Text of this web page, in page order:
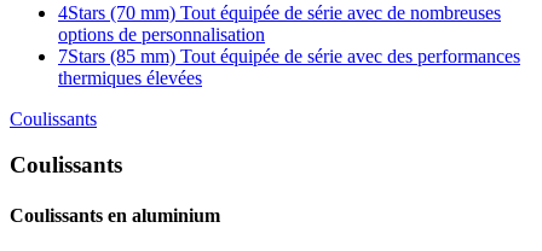
4Stars (70 mm) Tout équipée de série avec de nombreuses
options de personnalisation
7Stars (85 mm) Tout équipée de série avec des performances
thermiques élevées
Coulissants
Coulissants
Coulissants en aluminium